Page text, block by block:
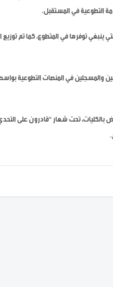
التطوعية في المستقبل.
توفرها في المتطوع، كما تم توزيع
والمسجلين في المنصات التطوعية
بالكليات، تحت شعار “قادرون على